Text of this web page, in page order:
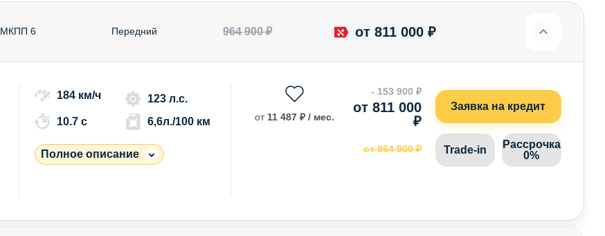
МКПП 6 Передний 964 900 ₽ от 811 000 ₽
184 км/ч
123 л.с.
10.7 c
6,6л./100 км
Полное описание
от 11 487 ₽ / мес.
- 153 900 ₽
от 811 000
₽
от 964 900 ₽
Заявка на кредит
Trade-in
Рассрочка
0%